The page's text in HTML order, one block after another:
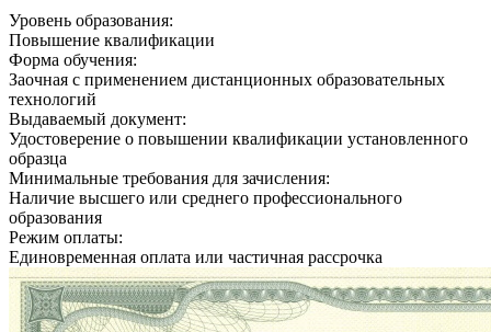
Уровень образования:
Повышение квалификации
Форма обучения:
Заочная с применением дистанционных образовательных
технологий
Выдаваемый документ:
Удостоверение о повышении квалификации установленного
образца
Минимальные требования для зачисления:
Наличие высшего или среднего профессионального
образования
Режим оплаты:
Единовременная оплата или частичная рассрочка